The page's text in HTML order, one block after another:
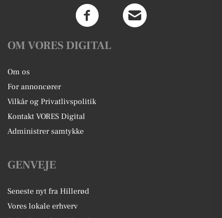
OM VORES DIGITAL
Om os
For annoncører
Vilkår og Privatlivspolitik
Kontakt VORES Digital
Administrer samtykke
GENVEJE
Seneste nyt fra Hillerød
Vores lokale erhverv